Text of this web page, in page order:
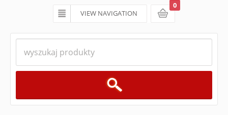
VIEW NAVIGATION koszyk
0